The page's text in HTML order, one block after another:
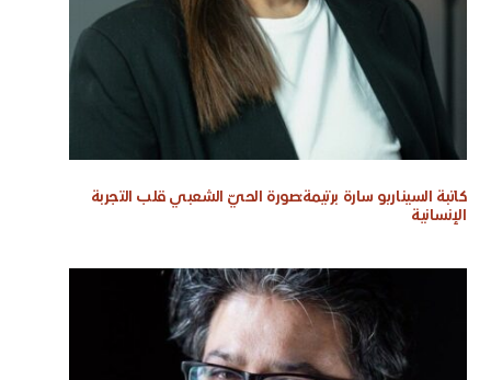
كاتبة السيناريو سارة برتيمة:صورة الحيّ الشعبي قلب التجربة
الإنسانية